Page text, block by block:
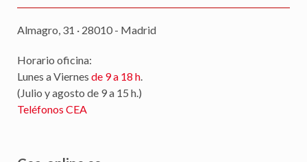
Almagro, 31 · 28010 - Madrid
Horario oficina:
Lunes a Viernes de 9 a 18 h.
(Julio y agosto de 9 a 15 h.)
Teléfonos CEA